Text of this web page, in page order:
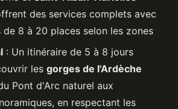
des services complets avec
de 8 à 20 places selon les zones
: Un itinéraire de 5 à 8 jours
les gorges de l'Ardèche
Pont d'Arc naturel aux
en respectant les